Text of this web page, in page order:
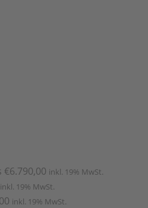
€6.790,00 inkl. 19% MwSt.
inkl. 19% MwSt.
inkl. 19% MwSt.